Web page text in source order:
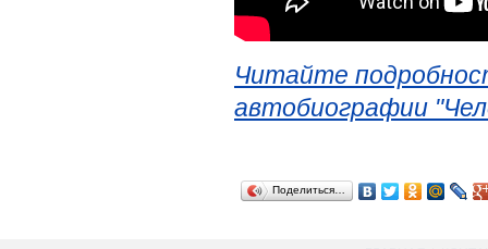
Читайте
автобиографии
Поделиться…